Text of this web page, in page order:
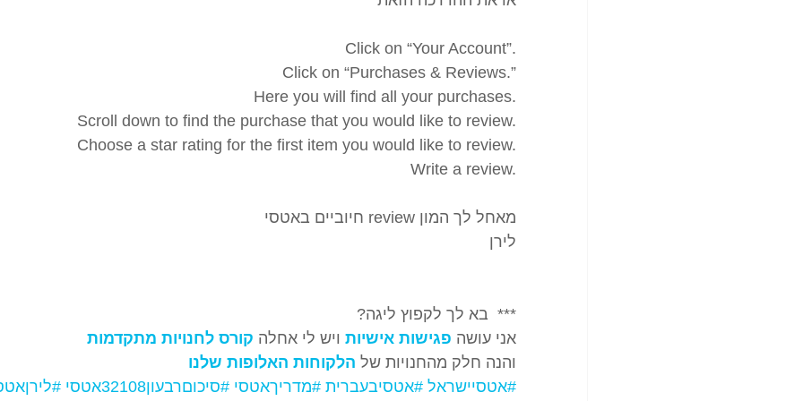
Click on “Your Account”.
Click on “Purchases & Reviews.”
Here you will find all your purchases.
Scroll down to find the purchase that you would like to review.
Choose a star rating for the first item you would like to review.
Write a review.
מאחל לך המון review חיוביים באטסי
לירן
***  בא לך לקפוץ ליגה?
אני עושה פגישות אישיות ויש לי אחלה קורס לחנויות מתקדמות
והנה חלק מהחנויות של הלקוחות האלופות שלנו
#אטסיישראל #אטסיבעברית #מדריךאטסי #סיכוםרבעון32108אטסי